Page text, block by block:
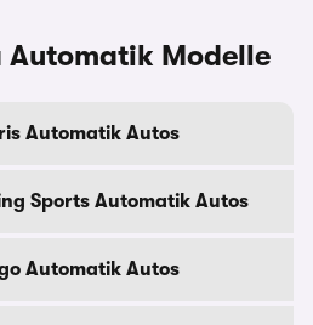
Automatik Modelle
Automatik Autos
Sports Automatik Autos
Automatik Autos